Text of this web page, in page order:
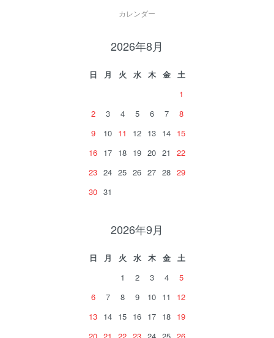
カレンダー
2026年8月
日 月 火 水 木 金
土
1
2
3 4 5 6 7
8
9
10 11 12 13 14 15
16 17 18 19 20 21
22
23 24 25 26 27 28 29
30 31
2026年9月
日 月 火 水 木 金
土
1
2 3 4
5
6
7 8 9 10 11
12
13 14 15 16 17 18 19